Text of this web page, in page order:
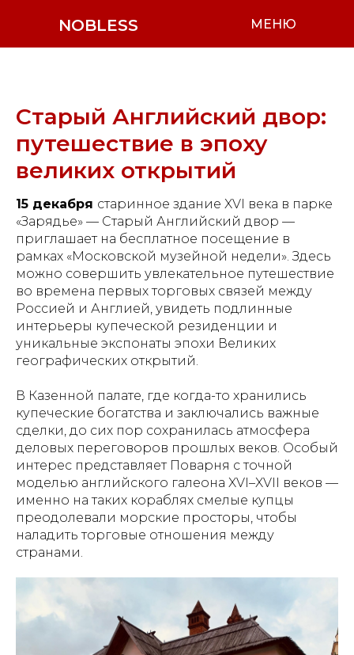
NOBLESS МЕНЮ
Старый Английский двор:
путешествие в эпоху
великих открытий
15 декабря старинное здание XVI века в парке
«Зарядье» — Старый Английский двор —
приглашает на бесплатное посещение в
рамках «Московской музейной недели». Здесь
можно совершить увлекательное путешествие
во времена первых торговых связей между
Россией и Англией, увидеть подлинные
интерьеры купеческой резиденции и
уникальные экспонаты эпохи Великих
географических открытий.
В Казенной палате, где когда-то хранились
купеческие богатства и заключались важные
сделки, до сих пор сохранилась атмосфера
деловых переговоров прошлых веков. Особый
интерес представляет Поварня с точной
моделью английского галеона XVI–XVII веков —
именно на таких кораблях смелые купцы
преодолевали морские просторы, чтобы
наладить торговые отношения между
странами.